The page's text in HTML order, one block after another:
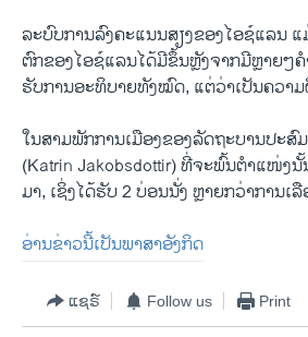
ລະບົບການລົງຄະແນນສຽງຂອງໄອຊ໌ແລນ
ຕົກຂອງໄອຊ໌ແລນໄດ້ມີຂຶ້ນຫຼັງຈາກມີຫຼາຍໆ
ຮັບການອະທິບາຍທັງໝົດ, ແຕ່ວ່າເປັນຄວາ
ໃນສາມພັກການເມືອງຂອງລັດຖະບານປະ
(Katrin Jakobsdottir) ທີ່ຈະພົ້ນຕໍາແໜ່ງ
ມາ, ເຊິ່ງໄດ້ຮັບ 2 ບ່ອນນັ່ງ ຫຼາຍກວ່າການເ
ອ່ານຂ່າວນີ້ເປັນພາສາອັງກິດ
ແຊຣ໌ Follow us Print